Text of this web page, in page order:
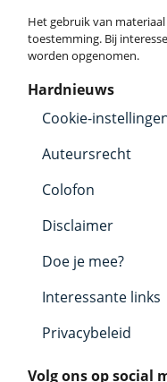
Het gebruik van
toestemming. Bij
worden opgenomen.
Hardnieuws
Cookie-
Auteursrecht
Colofon
Disclaimer
Doe je mee?
Interessante links
Privacybeleid
Volg ons op social